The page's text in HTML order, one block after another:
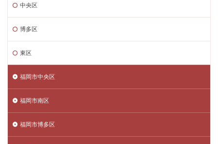
中央区
博多区
東区
福岡市中央区
福岡市南区
福岡市博多区